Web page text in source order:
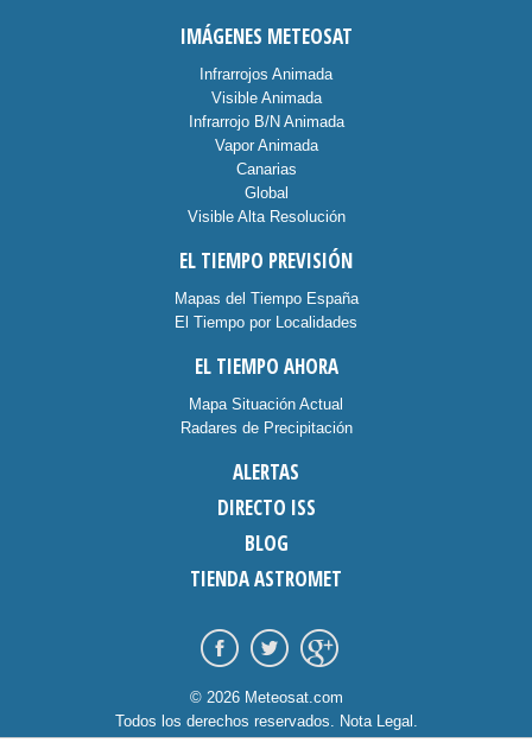
IMÁGENES METEOSAT
Infrarrojos Animada
Visible Animada
Infrarrojo B/N Animada
Vapor Animada
Canarias
Global
Visible Alta Resolución
EL TIEMPO PREVISIÓN
Mapas del Tiempo España
El Tiempo por Localidades
EL TIEMPO AHORA
Mapa Situación Actual
Radares de Precipitación
ALERTAS
DIRECTO ISS
BLOG
TIENDA ASTROMET
© 2026 Meteosat.com
Todos los derechos reservados. Nota Legal .